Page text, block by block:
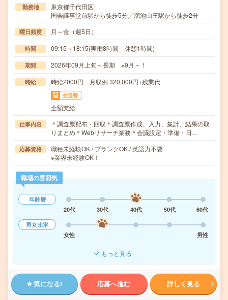
勤務地
東京都千代田区
国会議事堂前駅から徒歩5分／溜池山王駅から徒歩2分
曜日頻度 月～金（週5日）
時間 09:15～18:15(実働8時間 休憩1時間)
期間 2026年09月上旬～長期 ※9月～！
時給 時給2000円 月収例 320,000円+残業代
交通費
全額支給
仕事内容
＊調査票配布・回収＊調査票作成、入力、集計、結果の取
りまとめ＊Webリサーチ業務＊会議設定・準備・日…
応募資格
職種未経験OK / ブランクOK / 英語力不要
※業界未経験OK！
職場の雰囲気
年齢層
20代
30代 40代 50代
60代
男女比率
女性
男性
もっと見る
気になる! 応募へ進む 詳しく見る